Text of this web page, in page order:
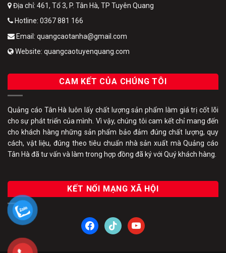
Địa chỉ: 461, Tổ 3, P. Tân Hà, TP Tuyên Quang
Hotline: 0367 881 166
Email: quangcaotanha@gmail.com
Website: quangcaotuyenquang.com
CAM KẾT CỦA CHÚNG TÔI
Quảng cáo Tân Hà luôn lấy chất lượng sản phẩm làm giá trị cốt lõi
cho sự phát triển của mình. Vì vậy, chúng tôi cam kết chỉ mang đến
cho khách hàng những sản phẩm bảo đảm đúng chất lượng, quy
cách, vật liệu, đúng theo tiêu chuẩn nhà sản xuất mà Quảng cáo
Tân Hà đã tư vấn và làm trong hợp đồng đã ký với Quý khách hàng.
KẾT NỐI MẠNG XÃ HỘI
facebooktiktok youtube